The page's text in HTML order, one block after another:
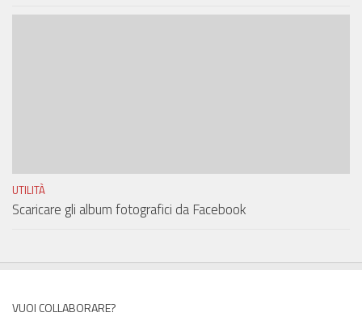
UTILITÀ
Scaricare gli album fotografici da Facebook
VUOI COLLABORARE?